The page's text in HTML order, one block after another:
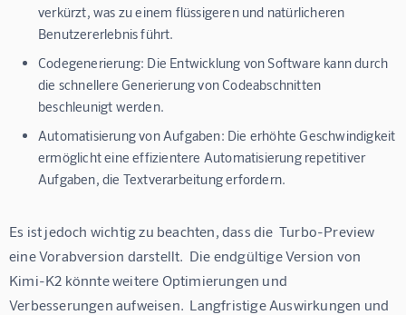
verkürzt, was zu einem flüssigeren und natürlicheren
Benutzererlebnis führt.
Codegenerierung: Die Entwicklung von Software kann durch
die schnellere Generierung von Codeabschnitten
beschleunigt werden.
Automatisierung von Aufgaben: Die erhöhte Geschwindigkeit
ermöglicht eine effizientere Automatisierung repetitiver
Aufgaben, die Textverarbeitung erfordern.
Es ist jedoch wichtig zu beachten, dass die  Turbo-Preview
eine Vorabversion darstellt.  Die endgültige Version von
Kimi-K2 könnte weitere Optimierungen und
Verbesserungen aufweisen.  Langfristige Auswirkungen und